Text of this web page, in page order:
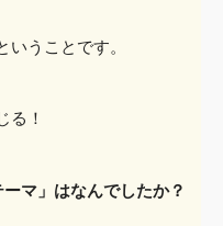
うことです。
る！
マ」はなんでしたか？